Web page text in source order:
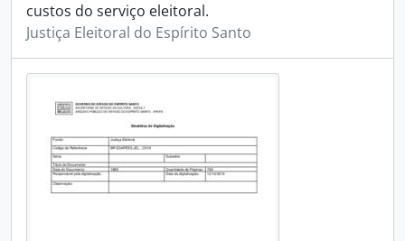
custos do serviço eleitoral.
Justiça Eleitoral do Espírito Santo